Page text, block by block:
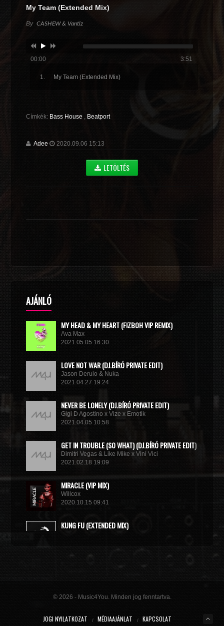
My Team (Extended Mix)
By CASHEW & Vantiz
00:00 3:51
My Team (Extended Mix)
Címkék: Bass House , Beatport
Adee 2020.09.06 15:13
LETÖLTÉS
AJÁNLÓ
MY HEAD & MY HEART (FIZBOH VIP REMIX)
Ava Max
2021.05.05 16:30
LOVE NOT WAR (DJ.BÍRÓ PRIVATE EDIT)
Jason Derulo & Nuka
2021.04.27 19:24
NEVER BE LONELY (DJ.BÍRÓ PRIVATE EDIT)
Gigi D Agostino x Vize x Emotik
2021.04.05 10:58
GET IN TROUBLE (SO WHAT) (DJ.BÍRÓ PRIVATE EDIT)
Dimitri Vegas & Like Mike x Vini Vici
2021.02.18 19:09
MIRACLE (VIP MIX)
Willcox
2020.10.15 09:41
KUNG FU (EXTENDED MIX)
© 2026 - Music4You. Minden jog fenntartva.
JOGI NYILATKOZAT MÉDIAAJÁNLAT KAPCSOLAT